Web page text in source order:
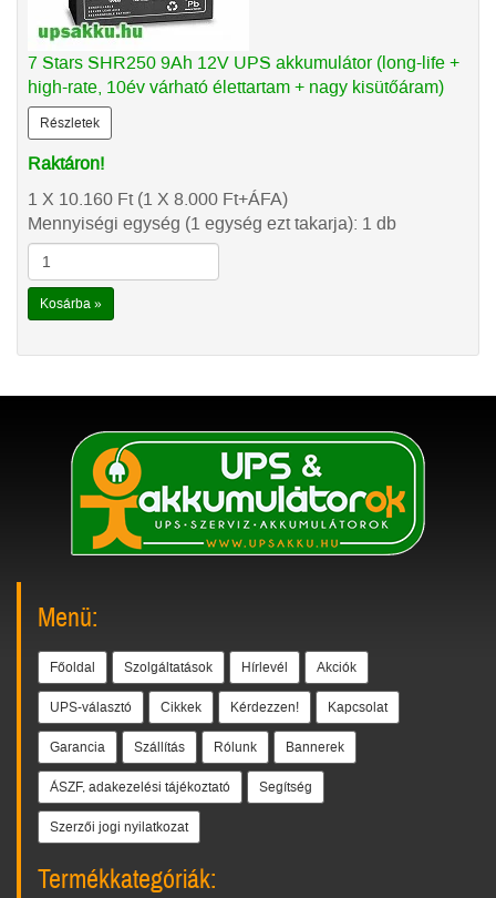
7 Stars SHR250 9Ah 12V UPS akkumulátor (long-life +
high-rate, 10év várható élettartam + nagy kisütőáram)
Részletek
Raktáron!
1 X 10.160 Ft(1 X 8.000 Ft+ÁFA)
Mennyiségi egység (1 egység ezt takarja): 1 db
Kosárba »
Menü:
Főoldal Szolgáltatások Hírlevél Akciók
UPS-választó Cikkek Kérdezzen! Kapcsolat
Garancia Szállítás Rólunk Bannerek
ÁSZF, adakezelési tájékoztató Segítség
Szerzői jogi nyilatkozat
Termékkategóriák: